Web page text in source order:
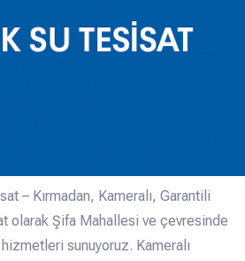
– Kırmadan, Kameralı, Garantili
olarak Şifa Mahallesi ve çevresinde
sunuyoruz. Kameralı